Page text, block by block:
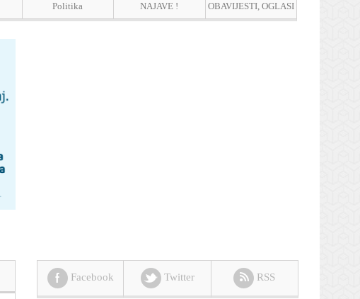
Politika NAJAVE ! OBAVIJESTI, OGLASI
Facebook Twitter RSS